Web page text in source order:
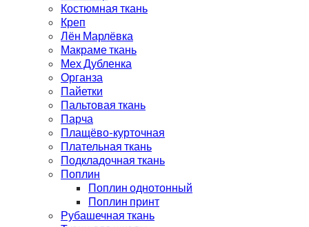
Костюмная ткань
Креп
Лён Марлёвка
Макраме ткань
Мех Дубленка
Органза
Пайетки
Пальтовая ткань
Парча
Плащёво-курточная
Плательная ткань
Подкладочная ткань
Поплин
Поплин однотонный
Поплин принт
Рубашечная ткань